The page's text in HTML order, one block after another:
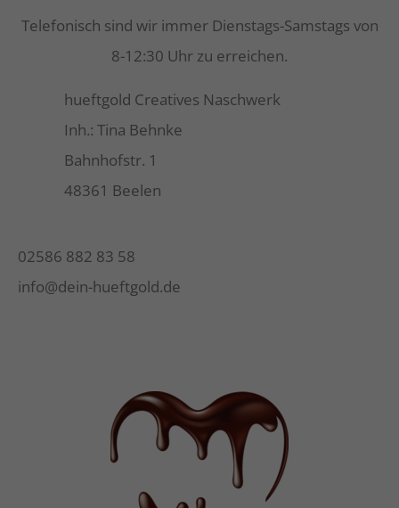
Telefonisch sind wir immer Dienstags-Samstags von
8-12:30 Uhr zu erreichen.
hueftgold Creatives Naschwerk
Inh.: Tina Behnke
Bahnhofstr. 1
48361 Beelen
02586 882 83 58
info@dein-hueftgold.de